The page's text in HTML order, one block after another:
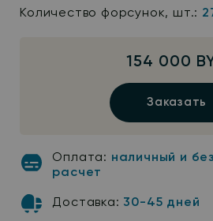
Количество форсунок, шт.:
154 000
Заказать
Оплата: наличный и
расчет
Доставка: 30-45 дней